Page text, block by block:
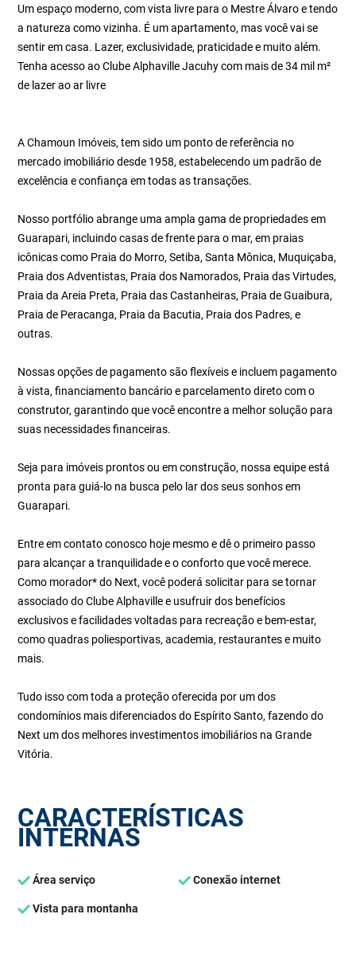
Um espaço moderno, com vista livre para o Mestre Álvaro e tendo
a natureza como vizinha. É um apartamento, mas você vai se
sentir em casa. Lazer, exclusividade, praticidade e muito além.
Tenha acesso ao Clube Alphaville Jacuhy com mais de 34 mil m²
de lazer ao ar livre
A Chamoun Imóveis, tem sido um ponto de referência no
mercado imobiliário desde 1958, estabelecendo um padrão de
excelência e confiança em todas as transações.
Nosso portfólio abrange uma ampla gama de propriedades em
Guarapari, incluindo casas de frente para o mar, em praias
icônicas como Praia do Morro, Setiba, Santa Mônica, Muquiçaba,
Praia dos Adventistas, Praia dos Namorados, Praia das Virtudes,
Praia da Areia Preta, Praia das Castanheiras, Praia de Guaibura,
Praia de Peracanga, Praia da Bacutia, Praia dos Padres, e
outras.
Nossas opções de pagamento são flexíveis e incluem pagamento
à vista, financiamento bancário e parcelamento direto com o
construtor, garantindo que você encontre a melhor solução para
suas necessidades financeiras.
Seja para imóveis prontos ou em construção, nossa equipe está
pronta para guiá-lo na busca pelo lar dos seus sonhos em
Guarapari.
Entre em contato conosco hoje mesmo e dê o primeiro passo
para alcançar a tranquilidade e o conforto que você merece.
Como morador* do Next, você poderá solicitar para se tornar
associado do Clube Alphaville e usufruir dos benefícios
exclusivos e facilidades voltadas para recreação e bem-estar,
como quadras poliesportivas, academia, restaurantes e muito
mais.
Tudo isso com toda a proteção oferecida por um dos
condomínios mais diferenciados do Espírito Santo, fazendo do
Next um dos melhores investimentos imobiliários na Grande
Vitória.
CARACTERÍSTICAS
INTERNAS
Área serviço Conexão internet
Vista para montanha